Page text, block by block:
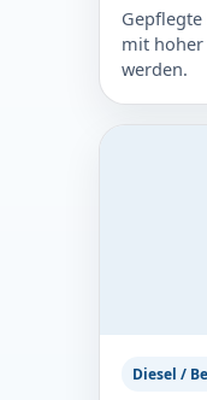
mit
werden.
Diesel /